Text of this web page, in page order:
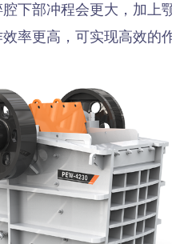
下部冲程会更大，加上
率更高，可实现高效的